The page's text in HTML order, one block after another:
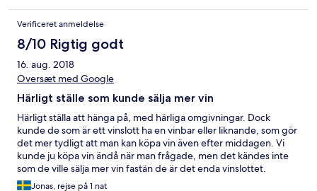
Verificeret anmeldelse
8/10 Rigtig godt
16. aug. 2018
Oversæt med Google
Härligt ställe som kunde sälja mer vin
Härligt ställa att hänga på, med härliga omgivningar. Dock
kunde de som är ett vinslott ha en vinbar eller liknande, som gör
det mer tydligt att man kan köpa vin även efter middagen. Vi
kunde ju köpa vin ändå när man frågade, men det kändes inte
som de ville sälja mer vin fastän de är det enda vinslottet.
Jonas, rejse på 1 nat